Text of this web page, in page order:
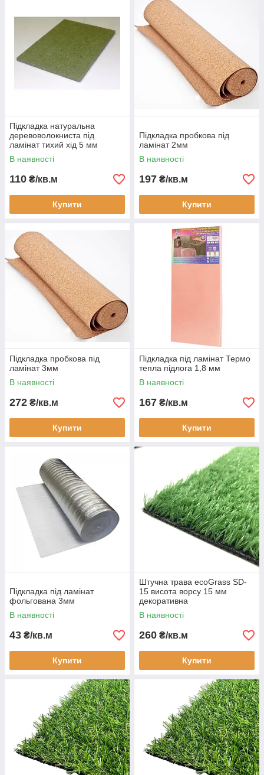
Підкладка натуральна
деревоволокниста під
ламінат тихий хід 5 мм
В наявності
110 ₴/кв.м
Купити
Підкладка пробкова під
ламінат 2мм
В наявності
197 ₴/кв.м
Купити
Підкладка пробкова під
ламінат 3мм
В наявності
272 ₴/кв.м
Купити
Підкладка під ламінат Термо
тепла підлога 1,8 мм
В наявності
167 ₴/кв.м
Купити
Підкладка під ламінат
фольгована 3мм
В наявності
43 ₴/кв.м
Купити
Штучна трава ecoGrass SD-
15 висота ворсу 15 мм
декоративна
В наявності
260 ₴/кв.м
Купити